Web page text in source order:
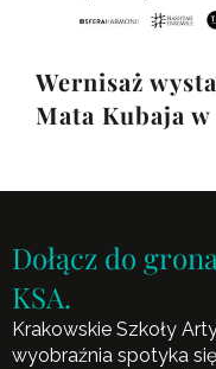
Wernisaż
Mata Kubaja
Dołącz do
KSA.
Krakowskie Szkoły
wyobraźnia spotyka